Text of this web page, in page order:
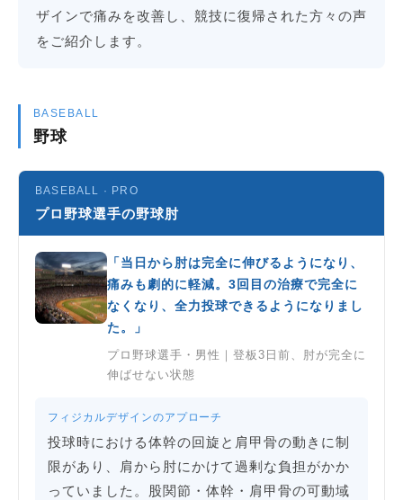
ザインで痛みを改善し、競技に復帰された方々の声
をご紹介します。
BASEBALL
野球
BASEBALL · PRO
プロ野球選手の野球肘
「当日から肘は完全に伸びるようになり、
痛みも劇的に軽減。3回目の治療で完全に
なくなり、全力投球できるようになりまし
た。」
プロ野球選手・男性｜登板3日前、肘が完全に
伸ばせない状態
フィジカルデザインのアプローチ
投球時における体幹の回旋と肩甲骨の動きに制
限があり、肩から肘にかけて過剰な負担がかか
っていました。股関節・体幹・肩甲骨の可動域